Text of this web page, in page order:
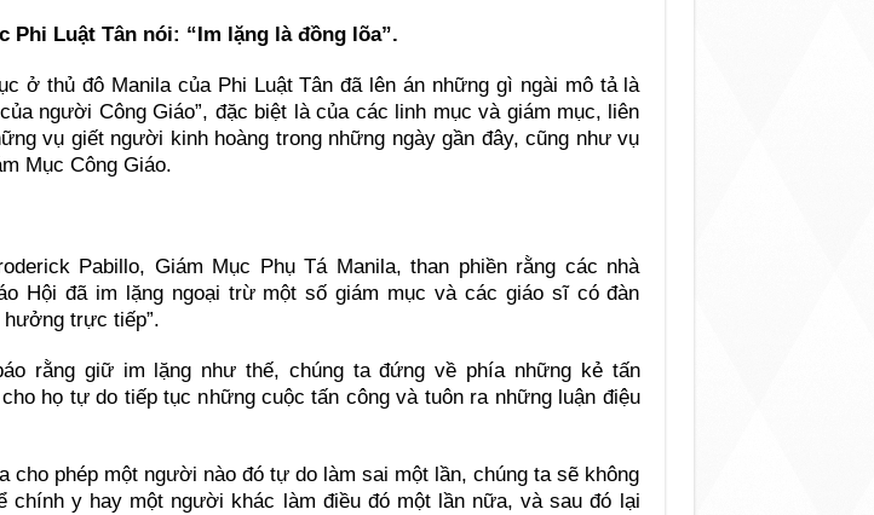
Phi Luật Tân nói: “Im lặng là đồng lõa”.
ở thủ đô Manila của Phi Luật Tân đã lên án những gì ngài mô tả là
người Công Giáo”, đặc biệt là của các linh mục và giám mục, liên
vụ giết người kinh hoàng trong những ngày gần đây, cũng như vụ
Mục Công Giáo.
Pabillo, Giám Mục Phụ Tá Manila, than phiền rằng các nhà
Hội đã im lặng ngoại trừ một số giám mục và các giáo sĩ có đàn
trực tiếp”.
rằng giữ im lặng như thế, chúng ta đứng về phía những kẻ tấn
họ tự do tiếp tục những cuộc tấn công và tuôn ra những luận điệu
cho phép một người nào đó tự do làm sai một lần, chúng ta sẽ không
chính y hay một người khác làm điều đó một lần nữa, và sau đó lại